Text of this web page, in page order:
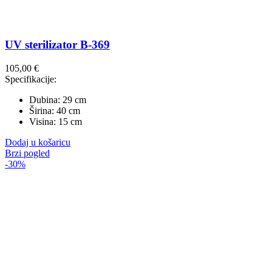
UV sterilizator B-369
105,00 €
Specifikacije:
Dubina: 29 cm
Širina: 40 cm
Visina: 15 cm
Dodaj u košaricu
Brzi pogled
-30%